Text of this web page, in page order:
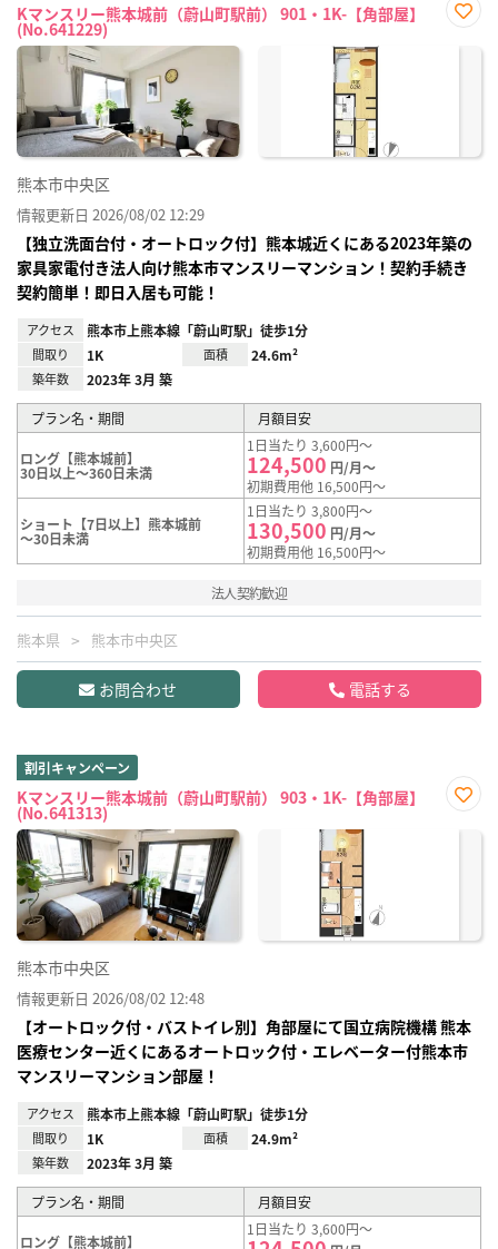
Kマンスリー熊本城前（蔚山町駅前） 901・1K-【角部屋】
(No.641229)
に入
熊本市中央区
情報更新日 2026/08/02 12:29
【独立洗面台付・オートロック付】熊本城近くにある2023年築の
家具家電付き法人向け熊本市マンスリーマンション！契約手続き
契約簡単！即日入居も可能！
アクセス 熊本市上熊本線「蔚山町駅」徒歩1分
間取り 1K 面積 24.6m²
築年数 2023年 3月 築
プラン名・期間 月額目安
ロング【熊本城前】
30日以上～360日未満
1日当たり 3,600円～
124,500 円/月～
初期費用他 16,500円～
ショート【7日以上】熊本城前
～30日未満
1日当たり 3,800円～
130,500 円/月～
初期費用他 16,500円～
法人契約歓迎
熊本県 熊本市中央区
お問合わせ 電話する
割引キャンペーン
Kマンスリー熊本城前（蔚山町駅前） 903・1K-【角部屋】
(No.641313)
に入
熊本市中央区
情報更新日 2026/08/02 12:48
【オートロック付・バストイレ別】角部屋にて国立病院機構 熊本
医療センター近くにあるオートロック付・エレベーター付熊本市
マンスリーマンション部屋！
アクセス 熊本市上熊本線「蔚山町駅」徒歩1分
間取り 1K 面積 24.9m²
築年数 2023年 3月 築
プラン名・期間 月額目安
ロング【熊本城前】
1日当たり 3,600円～